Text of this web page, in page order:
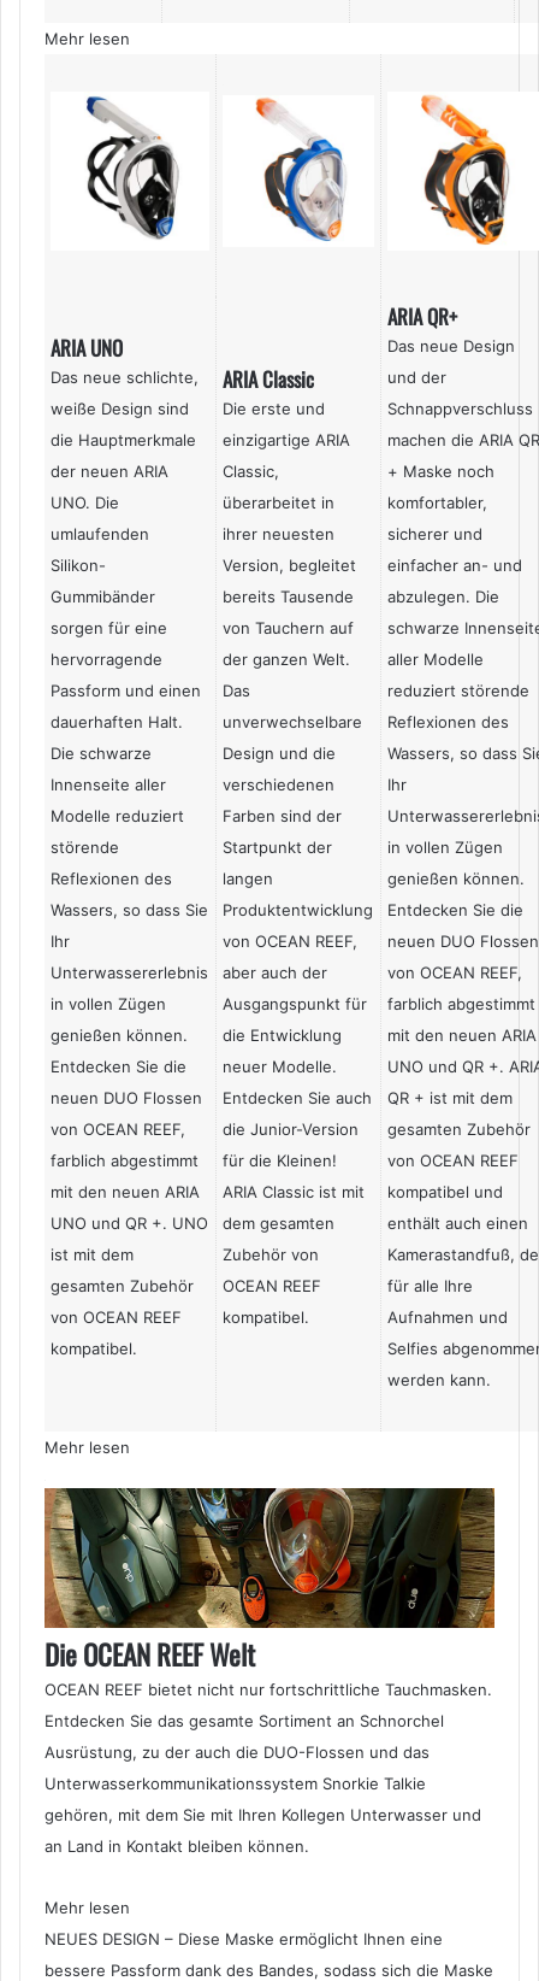
Mehr lesen
ARIA UNO
Das neue schlichte,
weiße Design sind
die Hauptmerkmale
der neuen ARIA
UNO. Die
umlaufenden
Silikon-
Gummibänder
sorgen für eine
hervorragende
Passform und einen
dauerhaften Halt.
Die schwarze
Innenseite aller
Modelle reduziert
störende
Reflexionen des
Wassers, so dass Sie
Ihr
Unterwassererlebnis
in vollen Zügen
genießen können.
Entdecken Sie die
neuen DUO Flossen
von OCEAN REEF,
farblich abgestimmt
mit den neuen ARIA
UNO und QR +. UNO
ist mit dem
gesamten Zubehör
von OCEAN REEF
kompatibel.
ARIA Classic
Die erste und
einzigartige ARIA
Classic,
überarbeitet in
ihrer neuesten
Version, begleitet
bereits Tausende
von Tauchern auf
der ganzen Welt.
Das
unverwechselbare
Design und die
verschiedenen
Farben sind der
Startpunkt der
langen
Produktentwicklung
von OCEAN REEF,
aber auch der
Ausgangspunkt für
die Entwicklung
neuer Modelle.
Entdecken Sie auch
die Junior-Version
für die Kleinen!
ARIA Classic ist mit
dem gesamten
Zubehör von
OCEAN REEF
kompatibel.
ARIA QR+
Das neue Design
und der
Schnappverschluss
machen die ARIA
+ Maske noch
komfortabler,
sicherer und
einfacher an- und
abzulegen. Die
schwarze
aller Modelle
reduziert störende
Reflexionen des
Wassers, so dass
Ihr
in vollen Zügen
genießen können.
Entdecken Sie die
neuen DUO Flossen
von OCEAN REEF,
farblich abgestimmt
mit den neuen ARIA
UNO und QR +.
QR + ist mit dem
gesamten Zubehör
von OCEAN REEF
kompatibel und
enthält auch einen
Kamerastandfuß,
für alle Ihre
Aufnahmen und
Selfies
werden kann.
Mehr lesen
Die OCEAN REEF Welt
OCEAN REEF bietet nicht nur fortschrittliche Tauchmasken.
Entdecken Sie das gesamte Sortiment an Schnorchel
Ausrüstung, zu der auch die DUO-Flossen und das
Unterwasserkommunikationssystem Snorkie Talkie
gehören, mit dem Sie mit Ihren Kollegen Unterwasser und
an Land in Kontakt bleiben können.
Mehr lesen
NEUES DESIGN – Diese Maske ermöglicht Ihnen eine
bessere Passform dank des Bandes, sodass sich die Maske